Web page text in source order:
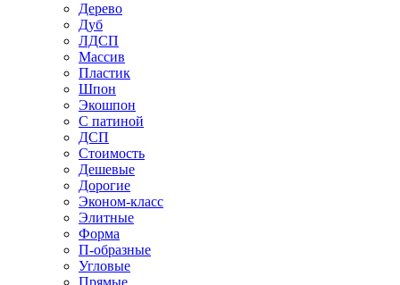
Дерево
Дуб
ЛДСП
Массив
Пластик
Шпон
Экошпон
С патиной
ДСП
Стоимость
Дешевые
Дорогие
Эконом-класс
Элитные
Форма
П-образные
Угловые
Прямые